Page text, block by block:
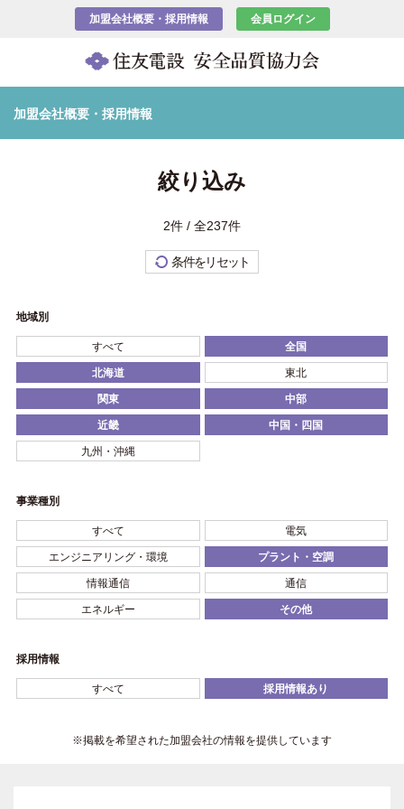
加盟会社概要・採用情報 会員ログイン
加盟会社概要・採用情報
絞り込み
2件 / 全237件
条件をリセット
地域別
すべて 全国
北海道 東北
関東 中部
近畿 中国・四国
九州・沖縄
事業種別
すべて 電気
エンジニアリング・環境 プラント・空調
情報通信 通信
エネルギー その他
採用情報
すべて 採用情報あり
※掲載を希望された加盟会社の情報を提供しています